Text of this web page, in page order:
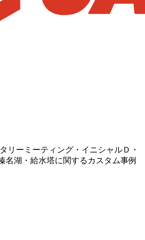
リーミーティング・イニシャルＤ・
名湖・給水塔に関するカスタム事例